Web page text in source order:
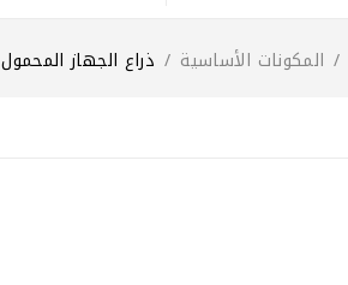
/ المكونات الأساسية / ذراع الجهاز المحمول